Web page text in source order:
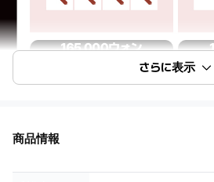
さらに表示
商品情報